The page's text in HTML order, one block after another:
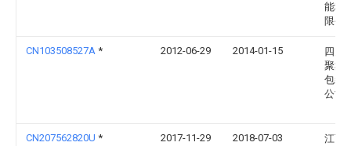
能科
限公
CN103508527A * 2012-06-29 2014-01-15
四川
聚鑫
包装
公司
CN207562820U * 2017-11-29 2018-07-03
江西